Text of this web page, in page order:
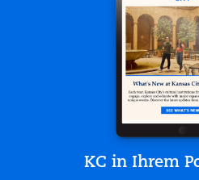
KC in Ihrem